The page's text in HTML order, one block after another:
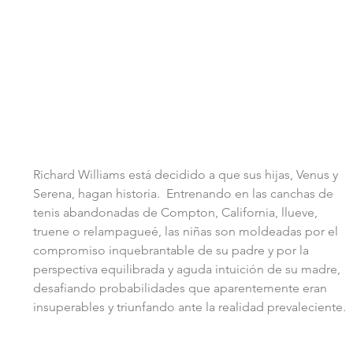
Richard Williams está decidido a que sus hijas, Venus y
Serena, hagan historia.  Entrenando en las canchas de
tenis abandonadas de Compton, California, llueve,
truene o relampagueé, las niñas son moldeadas por el
compromiso inquebrantable de su padre y por la
perspectiva equilibrada y aguda intuición de su madre,
desafiando probabilidades que aparentemente eran
insuperables y triunfando ante la realidad prevaleciente.